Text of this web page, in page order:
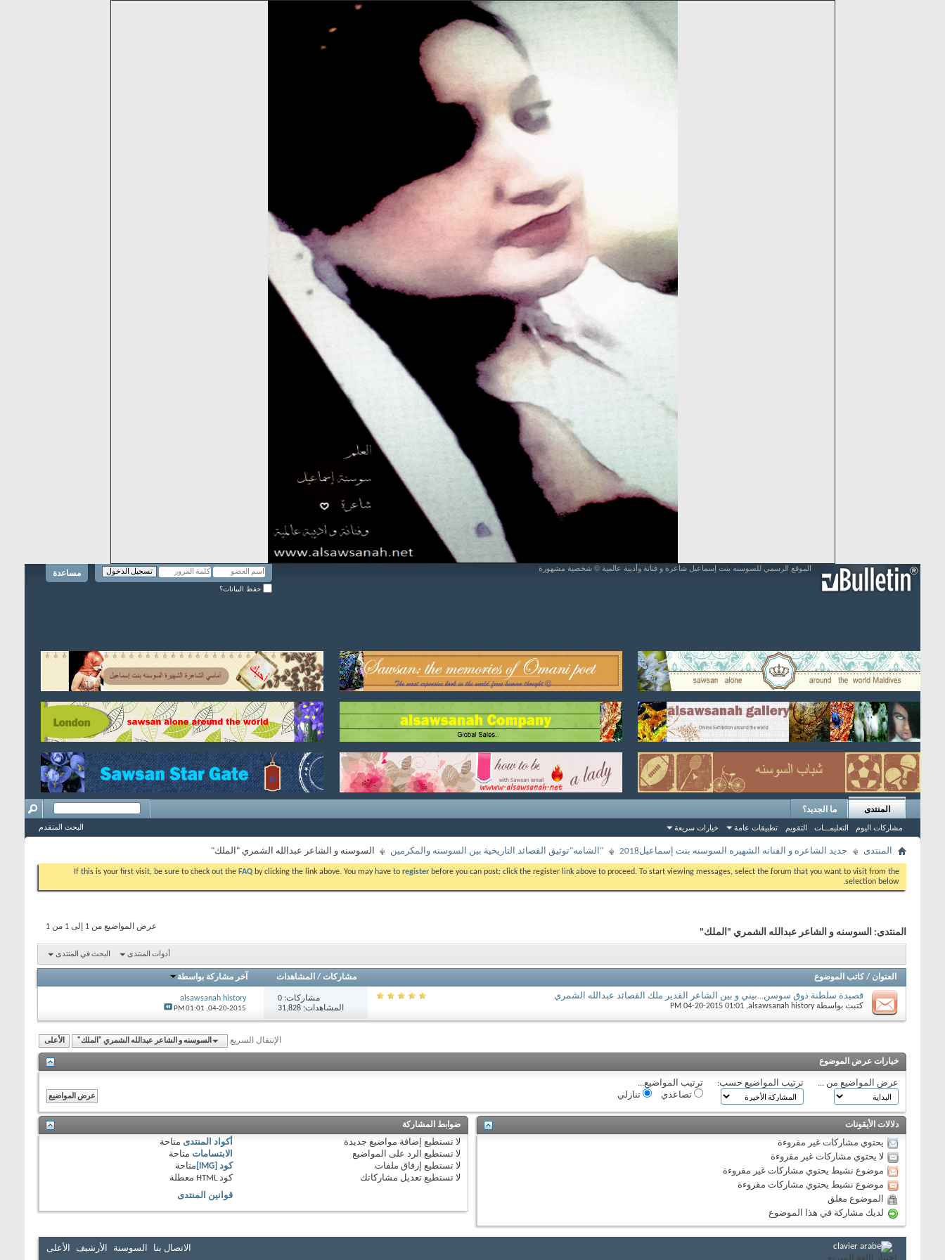
مساعدة
حفظ البيانات؟
الموقع الرسمي للسوسنه بنت إسماعيل شاعرة و فنانة وأديبة عالمية © شخصية مشهورة
المنتدى
مشاركات اليوم التعليمـــات التقويم تطبيقات عامة خيارات سريعة
ما الجديد؟
البحث المتقدم
المنتدى جديد الشاعره و الفنانه الشهيره السوسنه بنت إسماعيل2018 "الشامه"توثيق القصائد التاريخية بين السوسنه والمكرمين السوسنه و الشاعر عبدالله الشمري "الملك"
If this is your first visit, be sure to check out the FAQ by clicking the link above. You may have to register before you can post: click the register link above to proceed. To start viewing messages, select the forum that you want to visit from the
selection below.
عرض المواضيع من 1 إلى 1 من 1
المنتدى: السوسنه و الشاعر عبدالله الشمري "الملك"
أدوات المنتدى البحث في المنتدى
العنوان / كاتب الموضوع مشاركات / المشاهدات آخر مشاركة بواسطة
قصيدة سلطنة ذوق سوسن...بيني و بين الشاعر القدير ملك القصائد عبدالله الشمري
كتبت بواسطةalsawsanah history
‏, 04-20-2015 01:01 PM
مشاركات:0
المشاهدات: 31,828
alsawsanah history
04-20-2015,
01:01 PM
الإنتقال السريع السوسنه و الشاعر عبدالله الشمري "الملك" الأعلى
خيارات عرض الموضوع
عرض المواضيع من ... ترتيب المواضيع حسب:
ترتيب المواضيع...
تصاعدي
تنازلي
دلالات الأيقونات
يحتوي مشاركات غير مقروءة
لا يحتوي مشاركات غير مقروءة
موضوع نشيط يحتوي مشاركات غير مقروءة
موضوع نشيط يحتوي مشاركات مقروءة
الموضوع مغلق
لديك مشاركة في هذا الموضوع
ضوابط المشاركة
لا تستطيع إضافة مواضيع جديدة
لا تستطيع الرد على المواضيع
لا تستطيع إرفاق ملفات
لا تستطيع تعديل مشاركاتك
أكواد المنتدى متاحة
الابتسامات متاحة
كود [IMG]
متاحة
كود HTML
معطلة
قوانين المنتدى
الاتصال بنا السوسنة الأرشيف الأعلى